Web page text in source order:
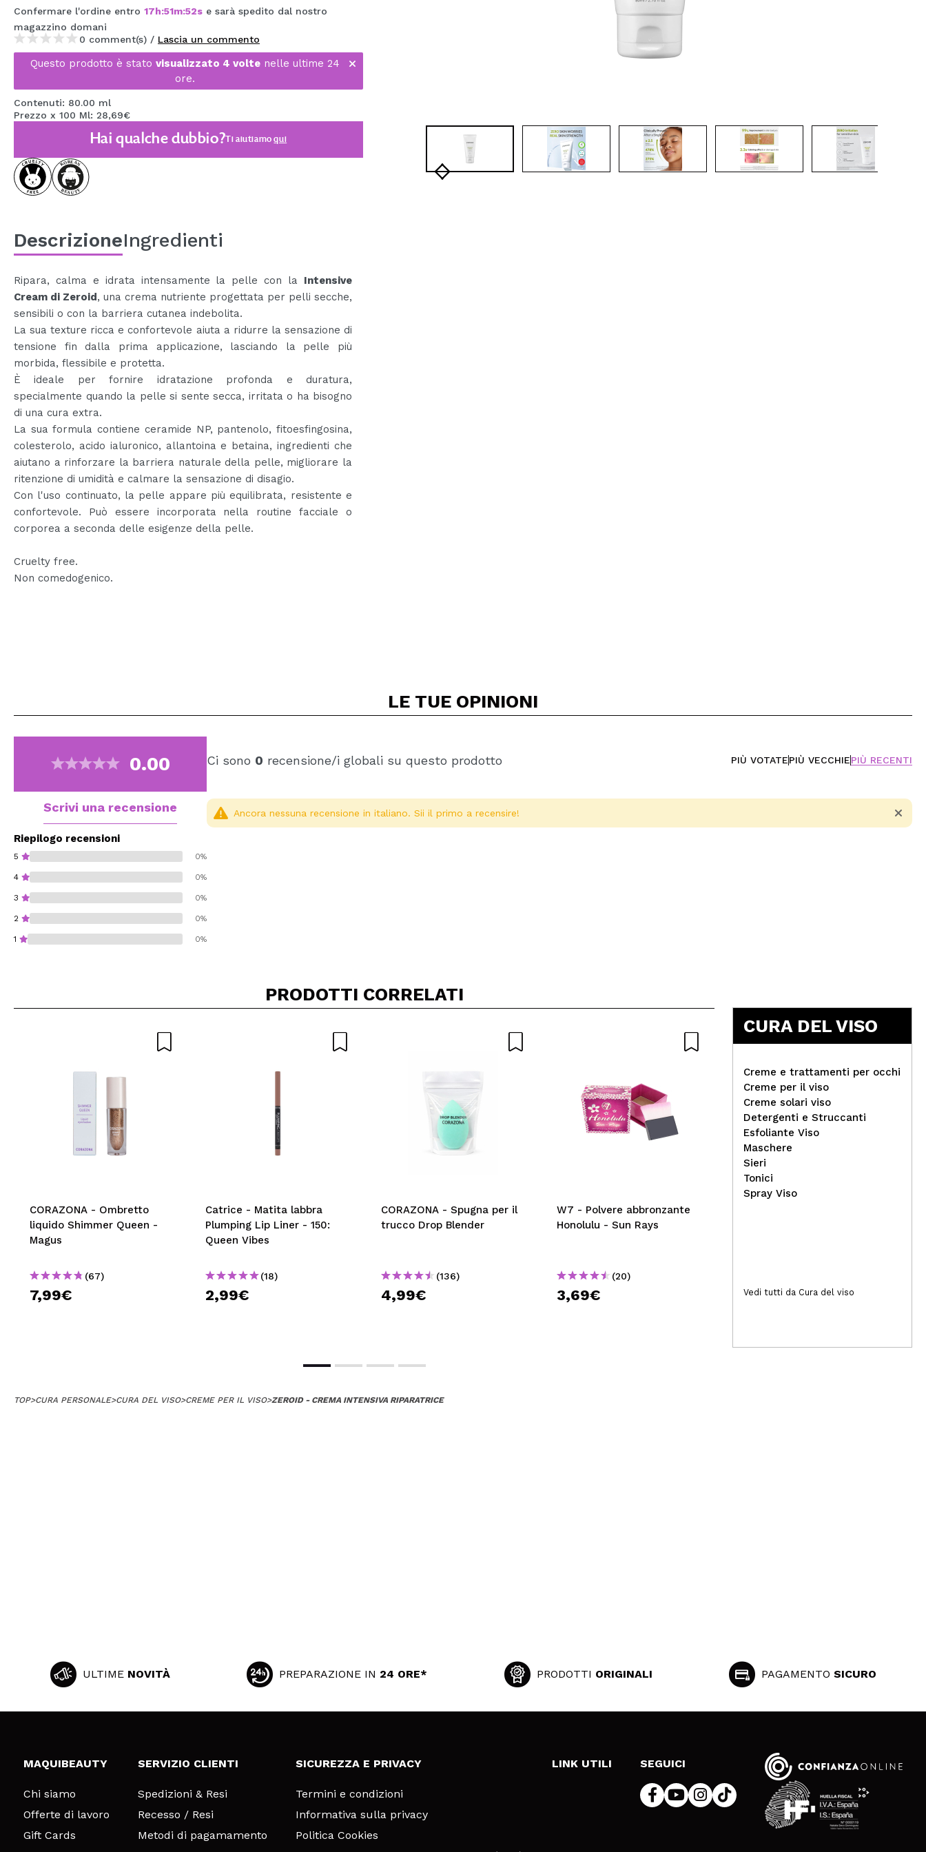
MAQUIFARMA
KOREA ZONE
TRAVEL SIZE
NATURE
SPECIALE
OUTLET
SONO TORNATI!
BLOG
Confermare l'ordine entro 17h:51m:52s e sarà spedito dal nostro
magazzino domani
0 comment(s) / Lascia un commento
Questo prodotto è stato visualizzato 4 volte nelle ultime 24
ore.
Contenuti: 80.00 ml
Prezzo x 100 Ml: 28,69€
Hai qualche dubbio?Ti aiutiamoqui
DescrizioneIngredienti
Ripara, calma e idrata intensamente la pelle con la Intensive
Cream di Zeroid, una crema nutriente progettata per pelli secche,
sensibili o con la barriera cutanea indebolita.
La sua texture ricca e confortevole aiuta a ridurre la sensazione di
tensione fin dalla prima applicazione, lasciando la pelle più
morbida, flessibile e protetta.
È ideale per fornire idratazione profonda e duratura,
specialmente quando la pelle si sente secca, irritata o ha bisogno
di una cura extra.
La sua formula contiene ceramide NP, pantenolo, fitoesfingosina,
colesterolo, acido ialuronico, allantoina e betaina, ingredienti che
aiutano a rinforzare la barriera naturale della pelle, migliorare la
ritenzione di umidità e calmare la sensazione di disagio.
Con l'uso continuato, la pelle appare più equilibrata, resistente e
confortevole. Può essere incorporata nella routine facciale o
corporea a seconda delle esigenze della pelle.
Cruelty free.
Non comedogenico.
LE TUE OPINIONI
0.00
Scrivi una recensione
Riepilogo recensioni
5 0%
4 0%
3 0%
2 0%
1 0%
Ci sono 0 recensione/i globali su questo prodotto PIÙ VOTATEPIÙ VECCHIEPIÙ RECENTI
Ancora nessuna recensione in italiano. Sii il primo a recensire!
PRODOTTI CORRELATI
CORAZONA - Ombretto
liquido Shimmer Queen -
Magus
(67)
7,99€
Catrice - Matita labbra
Plumping Lip Liner - 150:
Queen Vibes
(18)
2,99€
CORAZONA - Spugna per il
trucco Drop Blender
(136)
4,99€
W7 - Polvere abbronzante
Honolulu - Sun Rays
(20)
3,69€
Beter - Pettine districante
Ocean
3,59€
CURA DEL VISO
Creme e trattamenti per occhi
Creme per il viso
Creme solari viso
Detergenti e Struccanti
Esfoliante Viso
Maschere
Sieri
Tonici
Spray Viso
Vedi tutti da Cura del viso
TOP>CURA PERSONALE>CURA DEL VISO>CREME PER IL VISO>ZEROID - CREMA INTENSIVA RIPARATRICE
ULTIME NOVITÀ PREPARAZIONE IN 24 ORE* PRODOTTI ORIGINALI PAGAMENTO SICURO
MAQUIBEAUTY
Chi siamo
Offerte di lavoro
Gift Cards
SERVIZIO CLIENTI
Spedizioni & Resi
Recesso / Resi
Metodi di pagamamento
SICUREZZA E PRIVACY
Termini e condizioni
Informativa sulla privacy
Politica Cookies
LINK UTILI SEGUICI